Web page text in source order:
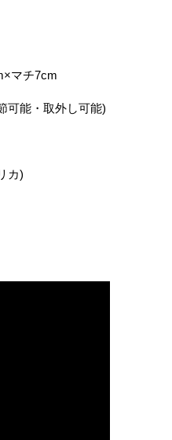
マチ7cm
能・取外し可能)
カ)